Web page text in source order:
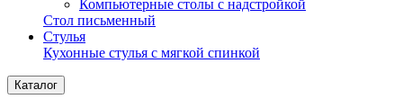
Компьютерные столы с надстройкой
Стол письменный
Стулья
Кухонные стулья с мягкой спинкой
Каталог